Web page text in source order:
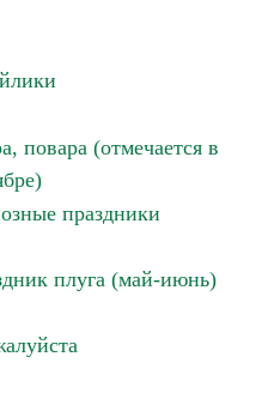
повара (отмечается в
праздники
плуга (май-июнь)